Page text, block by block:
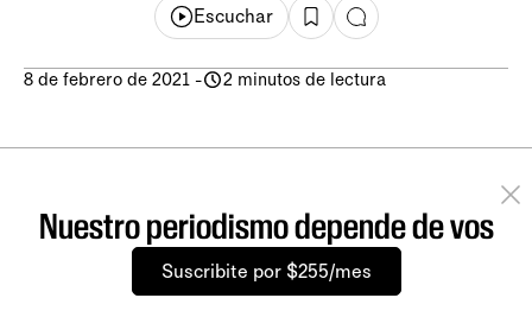
Escuchar
8 de febrero de 2021 - 2 minutos de lectura
Nuestro periodismo depende de vos
Suscribite por $255/mes